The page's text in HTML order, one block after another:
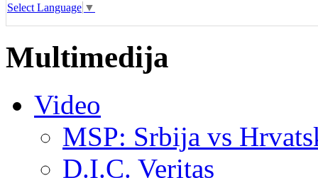
Select Language ▼
Multimedija
Video
MSP: Srbija vs
D.I.C. Veritas